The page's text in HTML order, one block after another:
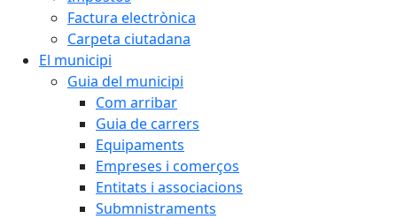
Factura electrònica
Carpeta ciutadana
El municipi
Guia del municipi
Com arribar
Guia de carrers
Equipaments
Empreses i comerços
Entitats i associacions
Submnistraments